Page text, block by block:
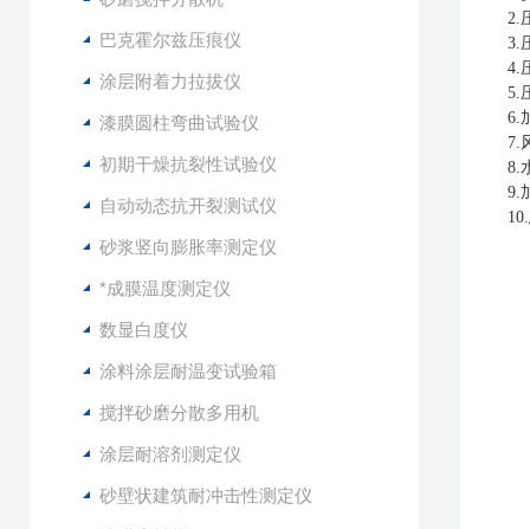
巴克霍尔兹压痕仪
涂层附着力拉拔仪
漆膜圆柱弯曲试验仪
初期干燥抗裂性试验仪
自动动态抗开裂测试仪
砂浆竖向膨胀率测定仪
*成膜温度测定仪
数显白度仪
涂料涂层耐温变试验箱
搅拌砂磨分散多用机
涂层耐溶剂测定仪
砂壁状建筑耐冲击性测定仪
2.
3.
4.
5.
6.
7.
8.
9.